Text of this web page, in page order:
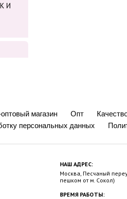
И
магазин Опт
персональных данных
НАШ АДРЕС:
Москва, Песчаный
пешком от м. Сокол)
ВРЕМЯ РАБОТЫ: